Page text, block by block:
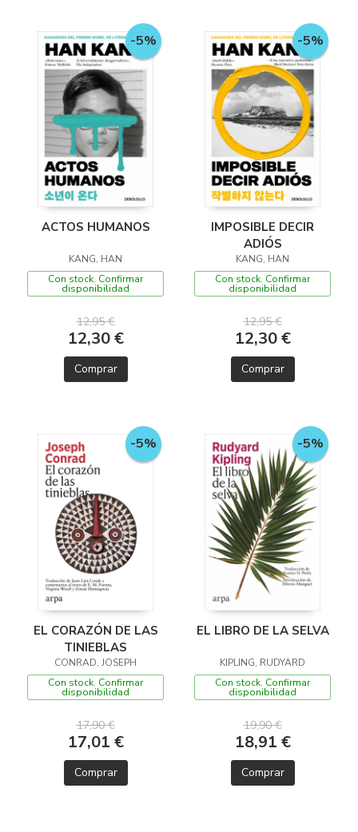
-5%
ACTOS HUMANOS
KANG, HAN
Con stock. Confirmar
disponibilidad
12,95 €
12,30 €
Comprar
-5%
IMPOSIBLE DECIR
ADIÓS
KANG, HAN
Con stock. Confirmar
disponibilidad
12,95 €
12,30 €
Comprar
-5%
EL CORAZÓN DE LAS
TINIEBLAS
CONRAD, JOSEPH
Con stock. Confirmar
disponibilidad
17,90 €
17,01 €
Comprar
-5%
EL LIBRO DE LA SELVA
KIPLING, RUDYARD
Con stock. Confirmar
disponibilidad
19,90 €
18,91 €
Comprar